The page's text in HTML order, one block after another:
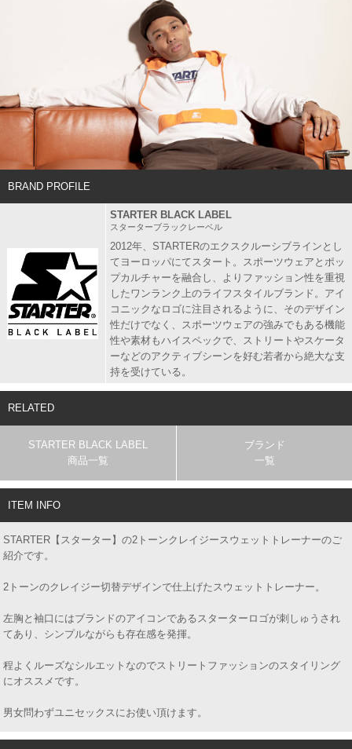
BRAND PROFILE
STARTER BLACK LABEL
スターターブラックレーベル
2012年、STARTERのエクスクルーシブラインとし
てヨーロッパにてスタート。スポーツウェアとポッ
プカルチャーを融合し、よりファッション性を重視
したワンランク上のライフスタイルブランド。アイ
コニックなロゴに注目されるように、そのデザイン
性だけでなく、スポーツウェアの強みでもある機能
性や素材もハイスペックで、ストリートやスケータ
ーなどのアクティブシーンを好む若者から絶大な支
持を受けている。
RELATED
STARTER BLACK LABEL
商品一覧
ブランド
一覧
ITEM INFO
STARTER【スターター】の2トーンクレイジースウェットトレーナーのご
紹介です。
2トーンのクレイジー切替デザインで仕上げたスウェットトレーナー。
左胸と袖口にはブランドのアイコンであるスターターロゴが刺しゅうされ
てあり、シンプルながらも存在感を発揮。
程よくルーズなシルエットなのでストリートファッションのスタイリング
にオススメです。
男女問わずユニセックスにお使い頂けます。